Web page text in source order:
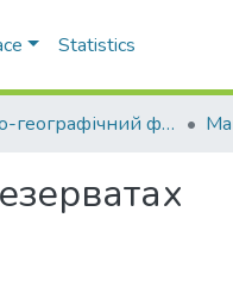
Statistics
Геолого-географічний факультет